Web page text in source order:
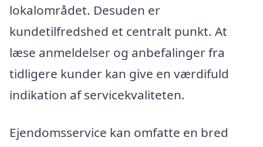
lokalområdet. Desuden er
kundetilfredshed et centralt punkt. At
læse anmeldelser og anbefalinger fra
tidligere kunder kan give en værdifuld
indikation af servicekvaliteten.
Ejendomsservice kan omfatte en bred